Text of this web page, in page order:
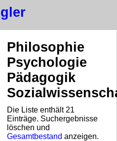
Philosophie
Psychologie
Pädagogik
Die Liste enthält 21
Einträge. Suchergebnisse
löschen und
Gesamtbestand anzeigen.